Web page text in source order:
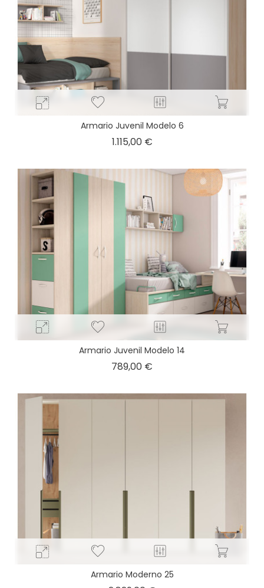
Armario Juvenil Modelo 6
1.115,00 €Precio
Armario Juvenil Modelo 14
789,00 €
Armario Moderno 25